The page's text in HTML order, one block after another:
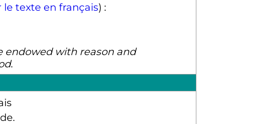
le texte en français) :
endowed with reason and
.